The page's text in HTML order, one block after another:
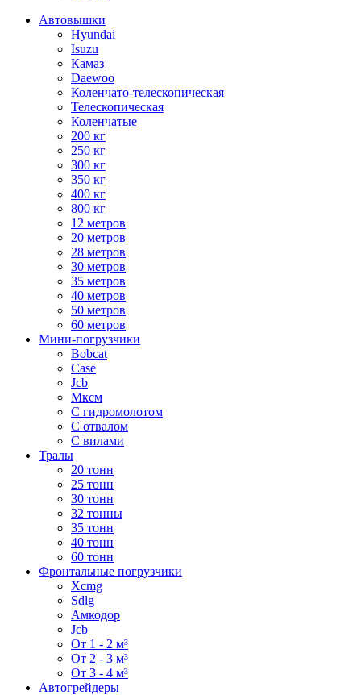
Автовышки
Hyundai
Isuzu
Камаз
Daewoo
Коленчато-телескопическая
Телескопическая
Коленчатые
200 кг
250 кг
300 кг
350 кг
400 кг
800 кг
12 метров
20 метров
28 метров
30 метров
35 метров
40 метров
50 метров
60 метров
Мини-погрузчики
Bobcat
Case
Jcb
Мксм
С гидромолотом
С отвалом
С вилами
Тралы
20 тонн
25 тонн
30 тонн
32 тонны
35 тонн
40 тонн
60 тонн
Фронтальные погрузчики
Xcmg
Sdlg
Амкодор
Jcb
От 1 - 2 м³
От 2 - 3 м³
От 3 - 4 м³
Автогрейдеры